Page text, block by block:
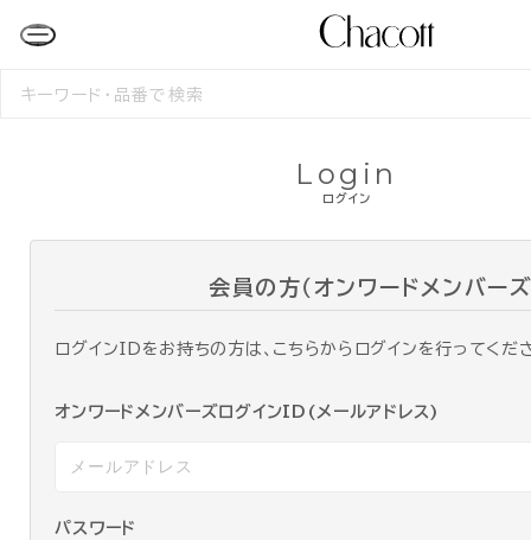
検
ログイン
Login
会員の方（オンワードメンバーズ
ログインIDをお持ちの方は、こちらからログインを行ってくだ
オンワードメンバーズログインID(メールアドレス)
パスワード